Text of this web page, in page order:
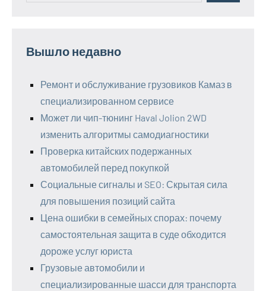
Вышло недавно
Ремонт и обслуживание грузовиков Камаз в
специализированном сервисе
Может ли чип-тюнинг Haval Jolion 2WD
изменить алгоритмы самодиагностики
Проверка китайских подержанных
автомобилей перед покупкой
Социальные сигналы и SEO: Скрытая сила
для повышения позиций сайта
Цена ошибки в семейных спорах: почему
самостоятельная защита в суде обходится
дороже услуг юриста
Грузовые автомобили и
специализированные шасси для транспорта